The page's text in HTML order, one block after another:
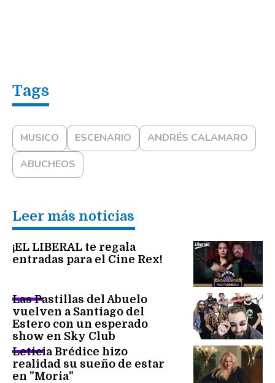
MUSICO ESCENARIO
ANDRÉS CALAMARO
ABUCHEOS
Leer más noticias
¡EL LIBERAL te regala
entradas para el Cine Rex!
Las Pastillas del Abuelo
vuelven a Santiago del
Estero con un esperado
show en Sky Club
Leticia Brédice hizo
realidad su sueño de estar
en "Moria"